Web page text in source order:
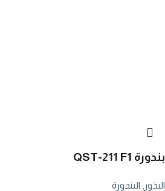
بندورة QST-211 F1
البذور البندورة